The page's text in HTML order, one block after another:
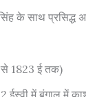
के साथ
से 1823 ई तक)
में बंगाल में